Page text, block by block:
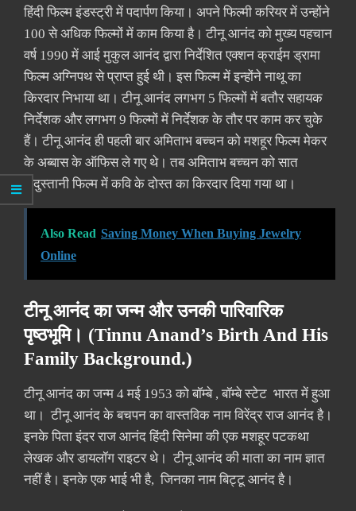
हिंदी फिल्म इंडस्ट्री में पदार्पण किया। अपने फिल्मी करियर में उन्होंने
100 से अधिक फिल्मों में काम किया है। टीनू आनंद को मुख्य पहचान
वर्ष 1990 में आई मुकुल आनंद द्वारा निर्देशित एक्शन क्राईम ड्रामा
फिल्म अग्निपथ से प्राप्त हुई थी। इस फिल्म में इन्होंने नाथू का
किरदार निभाया था। टीनू आनंद लगभग 5 फिल्मों में बतौर सहायक
निर्देशक और लगभग 9 फिल्मों में निर्देशक के तौर पर काम कर चुके
हैं। टीनू आनंद ही पहली बार अमिताभ बच्चन को मशहूर फिल्म मेकर
के अब्बास के ऑफिस ले गए थे। तब अमिताभ बच्चन को सात
हिंदुस्तानी फिल्म में कवि के दोस्त का किरदार दिया गया था।
Also Read Saving Money When Buying Jewelry
Online
टीनू आनंद का जन्म और उनकी पारिवारिक
पृष्ठभूमि। (Tinnu Anand’s Birth And His
Family Background.)
टीनू आनंद का जन्म 4 मई 1953 को बॉम्बे , बॉम्बे स्टेट भारत में हुआ
था। टीनू आनंद के बचपन का वास्तविक नाम विरेंद्र राज आनंद है।
इनके पिता इंदर राज आनंद हिंदी सिनेमा की एक मशहूर पटकथा
लेखक और डायलॉग राइटर थे। टीनू आनंद की माता का नाम ज्ञात
नहीं है। इनके एक भाई भी है, जिनका नाम बिट्टू आनंद है।